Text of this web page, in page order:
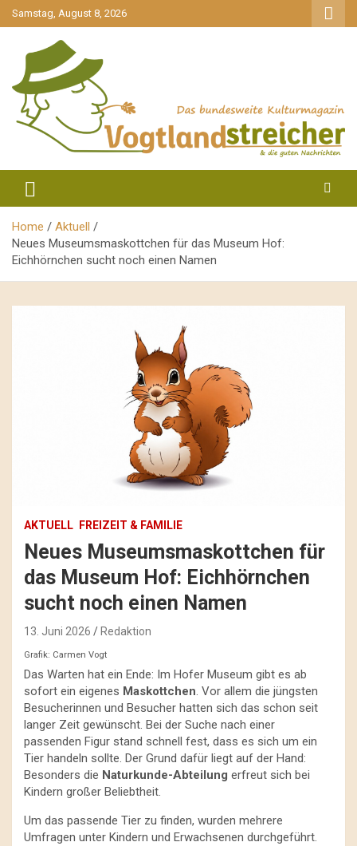
gehe
zum
Samstag, August 8, 2026
Vogtlandstreicher
Home
Aktuell
Neues Museumsmaskottchen für das Museum Hof:
Eichhörnchen sucht noch einen Namen
AKTUELL FREIZEIT & FAMILIE
Neues Museumsmaskottchen für
das Museum Hof: Eichhörnchen
sucht noch einen Namen
13. Juni 2026 Redaktion
Grafik: Carmen Vogt
Das Warten hat ein Ende: Im Hofer Museum gibt es ab
sofort ein eigenes Maskottchen. Vor allem die jüngsten
Besucherinnen und Besucher hatten sich das schon seit
langer Zeit gewünscht. Bei der Suche nach einer
passenden Figur stand schnell fest, dass es sich um ein
Tier handeln sollte. Der Grund dafür liegt auf der Hand:
Besonders die Naturkunde-Abteilung erfreut sich bei
Kindern großer Beliebtheit.
Um das passende Tier zu finden, wurden mehrere
Umfragen unter Kindern und Erwachsenen durchgeführt.